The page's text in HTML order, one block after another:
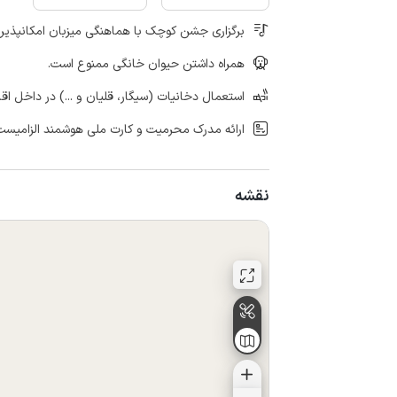
برگزاری جشن کوچک با هماهنگی میزبان
همراه داشتن حیوان خانگی ممنوع است.
استعمال دخانیات (سیگار، قلیان و ...) در داخل
ارائه مدرک محرمیت و کارت ملی هوشمند
نقشه